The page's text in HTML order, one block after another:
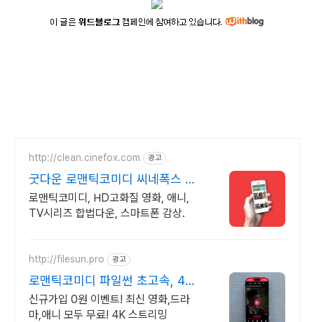
http://clean.cinefox.com 광고
굿다운 로맨틱코미디 씨네폭스 최
대3만원+10%추가적립
로맨틱코미디, HD고화질 영화, 애니,
TV시리즈 합법다운, 스마트폰 감상.
http://filesun.pro 광고
로맨틱코미디 파일썬 초고속, 4K
실시간 보기!
신규가입 0원 이벤트! 최신 영화,드라
마,애니 모두 무료! 4K 스트리밍